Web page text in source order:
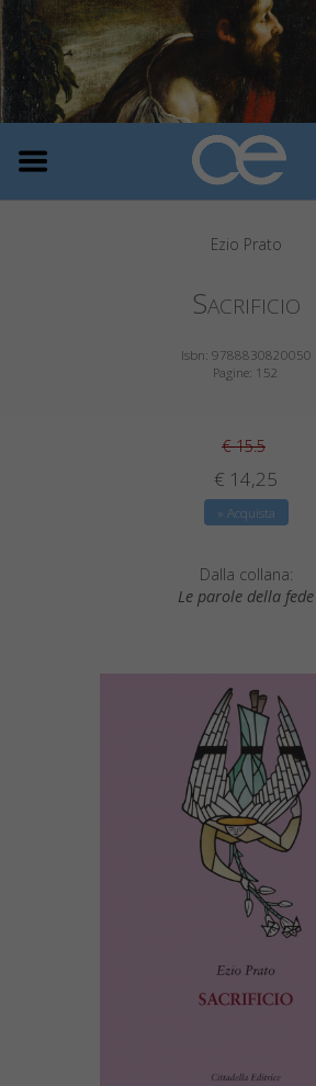
Ezio Prato
Sacrificio
Isbn: 9788830820050
Pagine: 152
€ 15.5
€ 14,25
» Acquista
Dalla collana:
Le parole della fede